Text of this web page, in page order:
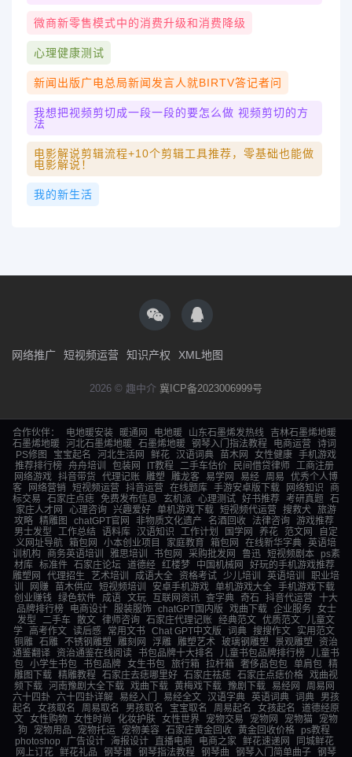
微商新零售模式中的消费升级和消费降级
心理健康测试
新闻出版广电总局新闻发言人就BIRTV答记者问
我想把视频剪切成一段一段的要怎么做 视频剪切的方
法
电影解说剪辑流程+10个剪辑工具推荐，零基础也能做
电影解说！
我的新生活
网络推广 短视频运营 知识产权 XML地图
2026 © 趣中介 冀ICP备2023006999号
合作伙伴： 电地暖安装 暖通网 电地暖 山东石墨烯发热线
吉林石墨烯地暖
石墨烯地暖
河北石墨烯地暖 石墨烯地暖 钢琴入门指法教程 电商运营
诗词
PS修图
宝宝起名 河北生活网 鲜花 汉语词典 苗木网 女性健康 手机游戏
推荐排行榜
舟舟培训 包装网 IT教程 二手车估价 民间借贷律师
工商注册
网络游戏 抖音带货 代理记账 雕塑 雕龙客 易学网 易经 周易
优秀个人博
客
网络营销 短视频运营 抖音运营 在线题库 手游安卓版下载 网络知识
商
标交易
石家庄点痣 免费发布信息 玄机派 心理测试 好书推荐 考研真题 石
家庄人才网
心理咨询 兴趣爱好 单机游戏下载 短视频代运营 搜救犬 旅游
攻略 精雕图 chatGPT官网 非物质文化遗产 名酒回收 法律咨询 游戏推荐
男士发型
工作总结 语料库 汉语知识 工作计划 国学网 养花 范文网
自定
义网址导航 箱包网 小本创业项目 家庭教育 箱包网 在线新华字典 英语培
训机构
商务英语培训 雅思培训 书包网 采购批发网 鲁迅 短视频剧本
ps素
材库
标准件 石家庄论坛 道德经 红楼梦 中国机械网
好玩的手机游戏推荐
雕塑网
代理招生 艺术培训 成语大全 资格考试 少儿培训 英语培训
职业培
训
网赚 苗木供应 短视频培训 安卓手机游戏 单机游戏大全
手机游戏下载
创业赚钱
绿色软件 成语 文玩 互联网资讯 查字典 奇石 抖音代运营 十大
品牌排行榜
电商设计 服装服饰 chatGPT国内版 戏曲下载 企业服务
女士
发型
二手车 散文 律师咨询 石家庄代理记账 经典范文 优质范文
儿童文
学 高考作文 读后感 常用文书 Chat GPT中文版 词典 搜搜作文
实用范文
铜雕 石雕 不锈钢雕塑 雕刻网 浮雕 雕塑艺术 玻璃钢雕塑 景观雕塑
资治
通鉴翻译
资治通鉴在线阅读 书包品牌十大排名 儿童书包品牌排行榜
儿童书
包 小学生书包 书包品牌 女生书包 旅行箱 拉杆箱 奢侈品包包 单肩包 精
雕图下载 精雕教程 石家庄去痣哪里好 石家庄祛痣 石家庄点痣价格 戏曲视
频下载
河南豫剧大全下载 戏曲下载 黄梅戏下载 豫剧下载 易经网
周易网
六十四卦
六十四卦详解 易经入门 易经全文 汉语字典 英语词典 词典
男孩
起名
女孩取名 周易取名 男孩取名 宝宝取名 周易起名 女孩起名
道德经原
文 女性购物 女性时尚 化妆护肤 女性世界 宠物交易 宠物网 宠物猫
宠物
狗
宠物用品 宠物托运 宠物美容 石家庄黄金回收 黄金回收价格
ps教程
photoshop
广告设计 海报设计 直播电商 电商之家 鲜花速递网
同城鲜花
网上订花 鲜花礼品 钢琴谱 钢琴指法教程 钢琴曲 钢琴入门简单曲子 钢琴